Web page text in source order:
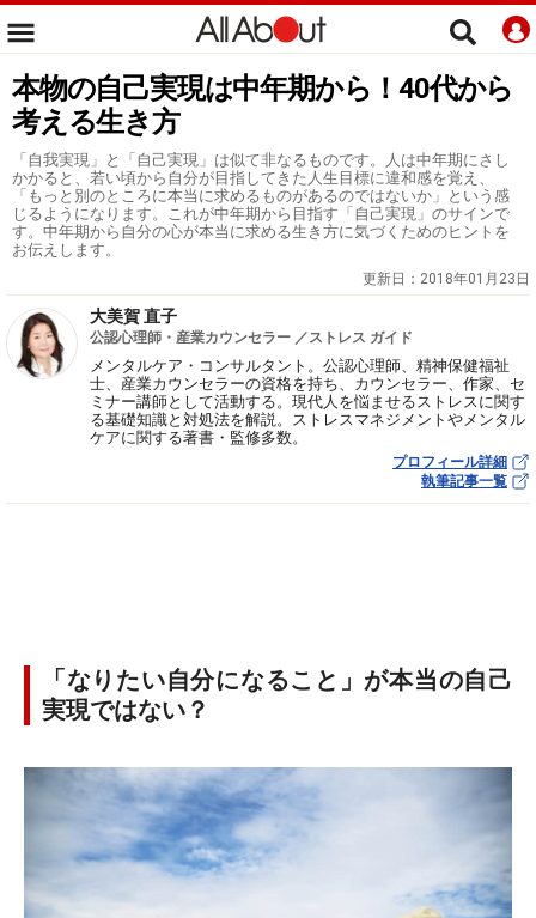
本物の自己実現は中年期から！40代から
考える生き方
「自我実現」と「自己実現」は似て非なるものです。人は中年期にさし
かかると、若い頃から自分が目指してきた人生目標に違和感を覚え、
「もっと別のところに本当に求めるものがあるのではないか」という感
じるようになります。これが中年期から目指す「自己実現」のサインで
す。中年期から自分の心が本当に求める生き方に気づくためのヒントを
お伝えします。
更新日： 2018年01月23日
大美賀 直子
公認心理師・産業カウンセラー ／ストレス ガイド
メンタルケア・コンサルタント。公認心理師、精神保健福祉
士、産業カウンセラーの資格を持ち、カウンセラー、作家、セ
ミナー講師として活動する。現代人を悩ませるストレスに関す
る基礎知識と対処法を解説。ストレスマネジメントやメンタル
ケアに関する著書・監修多数。
プロフィール詳細
執筆記事一覧
「なりたい自分になること」が本当の自己
実現ではない？